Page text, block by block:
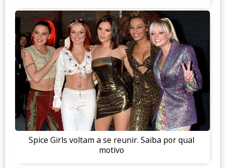
Spice Girls voltam a se reunir. Saiba por qual
motivo